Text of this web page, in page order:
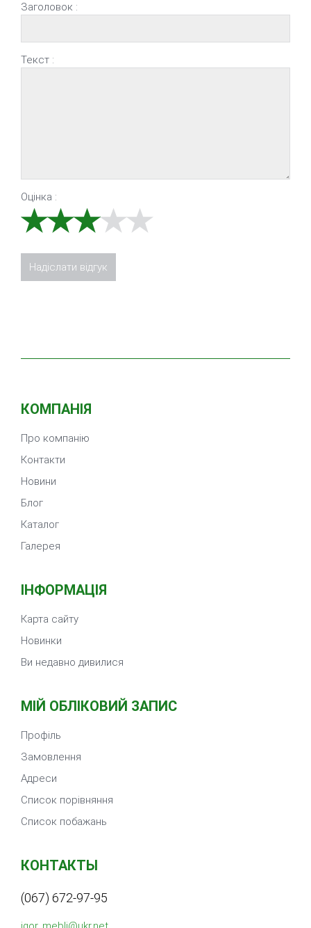
Заголовок :
Текст :
Оцінка :
КОМПАНІЯ
Про компанію
Контакти
Новини
Блог
Каталог
Галерея
ІНФОРМАЦІЯ
Карта сайту
Новинки
Ви недавно дивилися
МІЙ ОБЛІКОВИЙ ЗАПИС
Профіль
Замовлення
Адреси
Список порівняння
Список побажань
КОНТАКТЫ
(067) 672-97-95